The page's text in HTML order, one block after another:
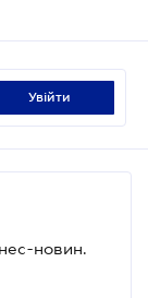
увійти
новин.